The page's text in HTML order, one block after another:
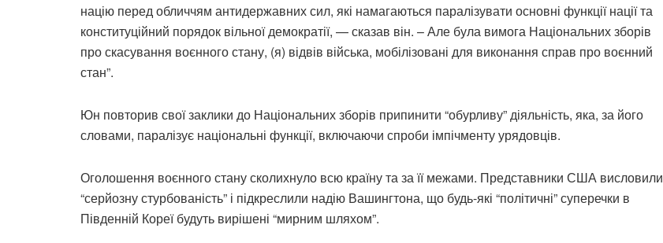
націю перед обличчям антидержавних сил, які намагаються паралізувати основні функції нації та
конституційний порядок вільної демократії, — сказав він. – Але була вимога Національних зборів
про скасування воєнного стану, (я) відвів війська, мобілізовані для виконання справ про воєнний
стан”.
Юн повторив свої заклики до Національних зборів припинити “обурливу” діяльність, яка, за його
словами, паралізує національні функції, включаючи спроби імпічменту урядовців.
Оголошення воєнного стану сколихнуло всю країну та за її межами. Представники США висловили
“серйозну стурбованість” і підкреслили надію Вашингтона, що будь-які “політичні” суперечки в
Південній Кореї будуть вирішені “мирним шляхом”.